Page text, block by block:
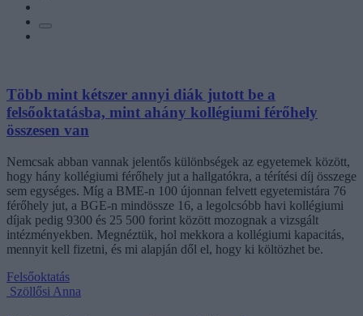
Több mint kétszer annyi diák jutott be a
felsőoktatásba, mint ahány kollégiumi férőhely
összesen van
Nemcsak abban vannak jelentős különbségek az egyetemek között,
hogy hány kollégiumi férőhely jut a hallgatókra, a térítési díj összege
sem egységes. Míg a BME-n 100 újonnan felvett egyetemistára 76
férőhely jut, a BGE-n mindössze 16, a legolcsóbb havi kollégiumi
díjak pedig 9300 és 25 500 forint között mozognak a vizsgált
intézményekben. Megnéztük, hol mekkora a kollégiumi kapacitás,
mennyit kell fizetni, és mi alapján dől el, hogy ki költözhet be.
Felsőoktatás
Szöllősi Anna